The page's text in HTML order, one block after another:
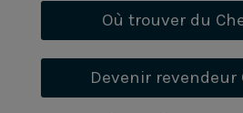
Où trouver du
Devenir revendeur